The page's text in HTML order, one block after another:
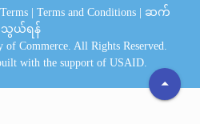
arrow_drop_up
Terms and Conditions
ဆက်
သွယ်ရန်
of Commerce. All Rights Reserved.
with the support of USAID.